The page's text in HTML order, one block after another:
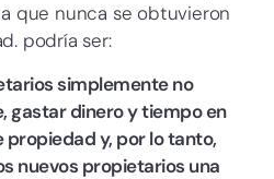
que nunca se obtuvieron
podría ser:
simplemente no
gastar dinero y tiempo en
y, por lo tanto,
nuevos propietarios una